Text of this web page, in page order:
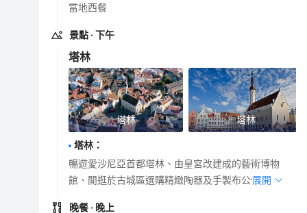
當地西餐
景點 · 下午
塔林
塔林 塔林
塔林 ：
暢遊愛沙尼亞首都塔林、由皇宮改建成的藝術博物
館、閒逛於古城區選購精緻陶器及手製布公仔。
展開
晚餐 · 晚上